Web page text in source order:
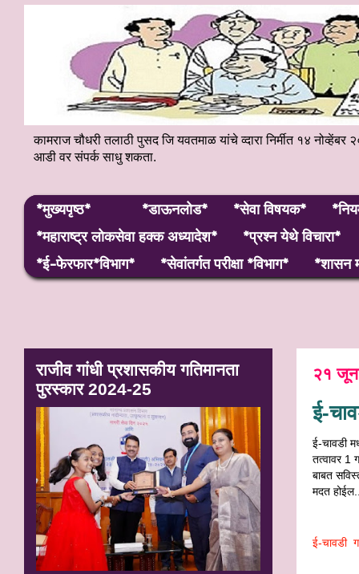
कामराज चौधरी तलाठी पुसद जि यवतमाळ यांचे व्दारा निर्मीत १४
आडी वर संपर्क साधु शकता.
*मुख्यपृष्ठ* *डाऊनलोड* *सेवा विषयक*
*महाराष्ट्र लाेकसेवा हक्क अध्यादेश*
*प्रश्न येथे विचारा*
*ई-फेरफार*विभाग*
*सेवांतर्गत परीक्षा *विभाग* *शासन
२१
ई-
ई-चावडी
तत्वावर 1
बाबत
मदत
ई-चावडी
राजीव गांधी प्रशासकीय गतिमानता
पुरस्कार 2024-25